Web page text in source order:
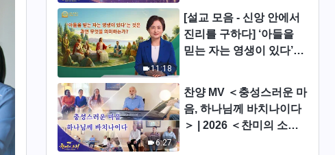
14:33
13:15
매일의 하나님 말씀 ― 생명 진
입 | 발췌문 397
7:09
매일의 하나님 말씀 ― 생명 진
입 | 발췌문 398
.
?
’
.
이
11:18
[설교 모음 - 신앙 안에서
진리를 구하다] ‘아들을
믿는 자는 영생이 있다’는
6:27
찬양 MV ＜충성스러운 마
음, 하나님께 바치나이다
＞ | 2026 ＜찬미의 소리